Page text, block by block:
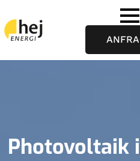
Photovoltaik